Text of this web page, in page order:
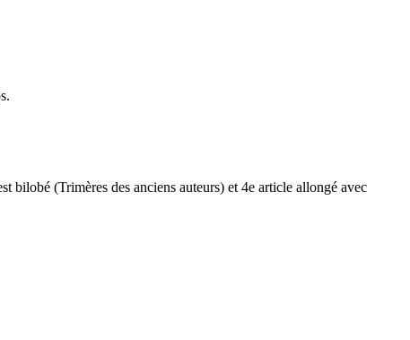
bilobé (Trimères des anciens auteurs) et 4e article allongé avec